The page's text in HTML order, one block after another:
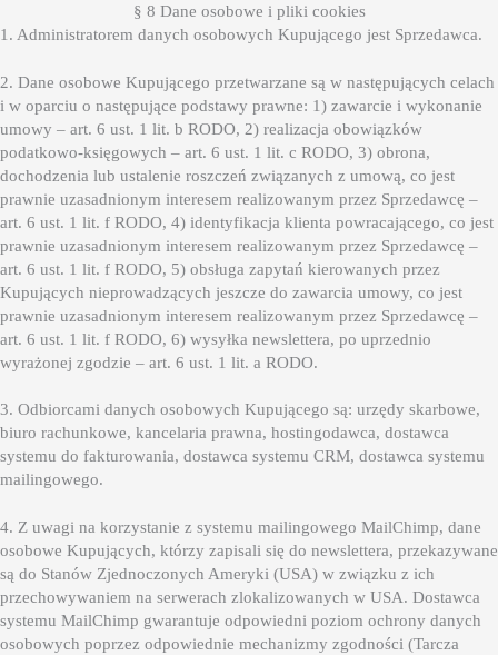
§ 8 Dane osobowe i pliki cookies
1. Administratorem danych osobowych Kupującego jest Sprzedawca.
2. Dane osobowe Kupującego przetwarzane są w następujących celach
i w oparciu o następujące podstawy prawne: 1) zawarcie i wykonanie
umowy – art. 6 ust. 1 lit. b RODO, 2) realizacja obowiązków
podatkowo-księgowych – art. 6 ust. 1 lit. c RODO, 3) obrona,
dochodzenia lub ustalenie roszczeń związanych z umową, co jest
prawnie uzasadnionym interesem realizowanym przez Sprzedawcę –
art. 6 ust. 1 lit. f RODO, 4) identyfikacja klienta powracającego, co jest
prawnie uzasadnionym interesem realizowanym przez Sprzedawcę –
art. 6 ust. 1 lit. f RODO, 5) obsługa zapytań kierowanych przez
Kupujących nieprowadzących jeszcze do zawarcia umowy, co jest
prawnie uzasadnionym interesem realizowanym przez Sprzedawcę –
art. 6 ust. 1 lit. f RODO, 6) wysyłka newslettera, po uprzednio
wyrażonej zgodzie – art. 6 ust. 1 lit. a RODO.
3. Odbiorcami danych osobowych Kupującego są: urzędy skarbowe,
biuro rachunkowe, kancelaria prawna, hostingodawca, dostawca
systemu do fakturowania, dostawca systemu CRM, dostawca systemu
mailingowego.
4. Z uwagi na korzystanie z systemu mailingowego MailChimp, dane
osobowe Kupujących, którzy zapisali się do newslettera, przekazywane
są do Stanów Zjednoczonych Ameryki (USA) w związku z ich
przechowywaniem na serwerach zlokalizowanych w USA. Dostawca
systemu MailChimp gwarantuje odpowiedni poziom ochrony danych
osobowych poprzez odpowiednie mechanizmy zgodności (Tarcza